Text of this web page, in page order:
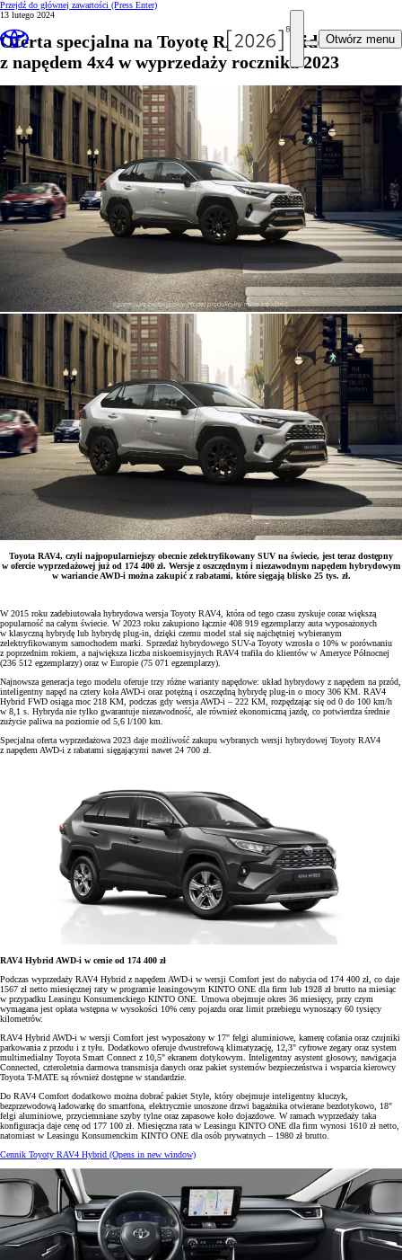
Przejdź do głównej zawartości (Press Enter)
Otwórz menu
13 lutego 2024
Oferta specjalna na Toyotę RAV4 Hybrid
z napędem 4x4 w wyprzedaży rocznika 2023
Toyota RAV4, czyli najpopularniejszy obecnie zelektryfikowany SUV na świecie, jest teraz dostępny
w ofercie wyprzedażowej już od 174 400 zł. Wersje z oszczędnym i niezawodnym napędem hybrydowym
w wariancie AWD-i można zakupić z rabatami, które sięgają blisko 25 tys. zł.
W 2015 roku zadebiutowała hybrydowa wersja Toyoty RAV4, która od tego czasu zyskuje coraz większą
popularność na całym świecie. W 2023 roku zakupiono łącznie 408 919 egzemplarzy auta wyposażonych
w klasyczną hybrydę lub hybrydę plug-in, dzięki czemu model stał się najchętniej wybieranym
zelektryfikowanym samochodem marki. Sprzedaż hybrydowego SUV-a Toyoty wzrosła o 10% w porównaniu
z poprzednim rokiem, a największa liczba niskoemisyjnych RAV4 trafiła do klientów w Ameryce Północnej
(236 512 egzemplarzy) oraz w Europie (75 071 egzemplarzy).
Najnowsza generacja tego modelu oferuje trzy różne warianty napędowe: układ hybrydowy z napędem na przód,
inteligentny napęd na cztery koła AWD-i oraz potężną i oszczędną hybrydę plug-in o mocy 306 KM. RAV4
Hybrid FWD osiąga moc 218 KM, podczas gdy wersja AWD-i – 222 KM, rozpędzając się od 0 do 100 km/h
w 8,1 s. Hybryda nie tylko gwarantuje niezawodność, ale również ekonomiczną jazdę, co potwierdza średnie
zużycie paliwa na poziomie od 5,6 l/100 km.
Specjalna oferta wyprzedażowa 2023 daje możliwość zakupu wybranych wersji hybrydowej Toyoty RAV4
z napędem AWD-i z rabatami sięgającymi nawet 24 700 zł.
RAV4 Hybrid AWD-i w cenie od 174 400 zł
Podczas wyprzedaży RAV4 Hybrid z napędem AWD-i w wersji Comfort jest do nabycia od 174 400 zł, co daje
1567 zł netto miesięcznej raty w programie leasingowym KINTO ONE dla firm lub 1928 zł brutto na miesiąc
w przypadku Leasingu Konsumenckiego KINTO ONE. Umowa obejmuje okres 36 miesięcy, przy czym
wymagana jest opłata wstępna w wysokości 10% ceny pojazdu oraz limit przebiegu wynoszący 60 tysięcy
kilometrów.
RAV4 Hybrid AWD-i w wersji Comfort jest wyposażony w 17" felgi aluminiowe, kamerę cofania oraz czujniki
parkowania z przodu i z tyłu. Dodatkowo oferuje dwustrefową klimatyzację, 12,3" cyfrowe zegary oraz system
multimedialny Toyota Smart Connect z 10,5" ekranem dotykowym. Inteligentny asystent głosowy, nawigacja
Connected, czteroletnia darmowa transmisja danych oraz pakiet systemów bezpieczeństwa i wsparcia kierowcy
Toyota T-MATE są również dostępne w standardzie.
Do RAV4 Comfort dodatkowo można dobrać pakiet Style, który obejmuje inteligentny kluczyk,
bezprzewodową ładowarkę do smartfona, elektrycznie unoszone drzwi bagażnika otwierane bezdotykowo, 18"
felgi aluminiowe, przyciemniane szyby tylne oraz zapasowe koło dojazdowe. W ramach wyprzedaży taka
konfiguracja daje cenę od 177 100 zł. Miesięczna rata w Leasingu KINTO ONE dla firm wynosi 1610 zł netto,
natomiast w Leasingu Konsumenckim KINTO ONE dla osób prywatnych – 1980 zł brutto.
Cennik Toyoty RAV4 Hybrid (Opens in new window)